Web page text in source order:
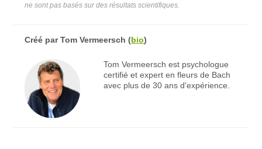
ne sont pas basés sur des résultats scientifiques.
Créé parTom Vermeersch (bio)
Tom Vermeersch est psychologue
certifié et expert en fleurs de Bach
avec plus de 30 ans d'expérience.